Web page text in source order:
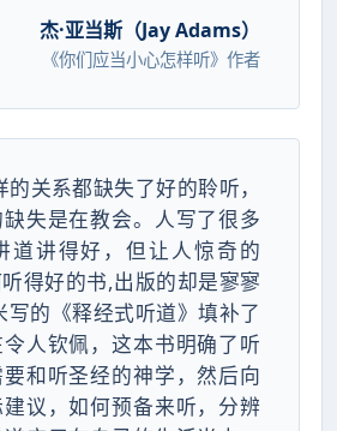
杰·亚当斯（Jay Adams）
《你们应当小心怎样听》作者
关系都缺失了好的聆听，
失是在教会。人写了很多
道讲得好，但让人惊奇的
得好的书,出版的却是寥寥
写的《释经式听道》填补了
人钦佩，这本书明确了听
和听圣经的神学，然后向
议，如何预备来听，分辨